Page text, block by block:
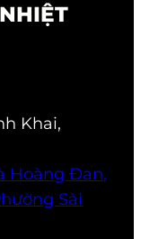
Khai,
Hoàng Đan,
Sài